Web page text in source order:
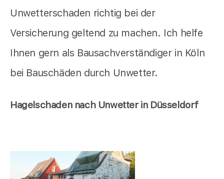
Unwetterschaden richtig bei der
Versicherung geltend zu machen. Ich helfe
Ihnen gern als Bausachverständiger in Köln
bei Bauschäden durch Unwetter.
Hagelschaden nach Unwetter in Düsseldorf